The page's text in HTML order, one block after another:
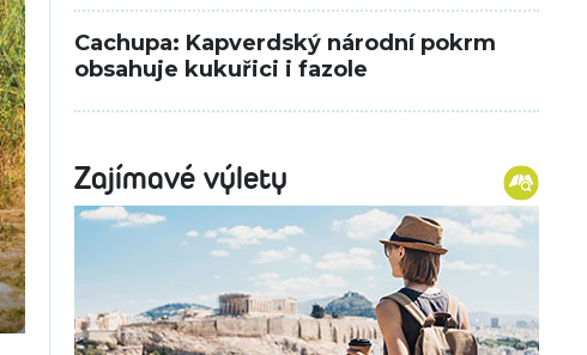
Cachupa: Kapverdský národní pokrm
obsahuje kukuřici i fazole
Zajímavé výlety